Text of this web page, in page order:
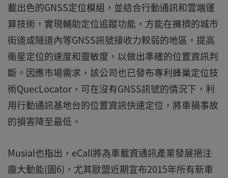
載出色的GNSS定位模組，並結合行動通訊和雲端運
算技術，實現輔助定位追蹤功能，方能在擁擠的城市
街道或隧道內等GNSS訊號接收力較弱的地區，提高
衛星定位的速度和靈敏度，以做出準確的位置資訊判
斷。因應市場需求，該公司也已發布專利蜂巢定位技
術QuecLocator，可在沒有GNSS訊號的情況下，利
用行動通訊基地台的位置資訊快速定位，將車禍事故
的損害降至最低。
Musial也指出，eCall將為車載資通訊產業發展挹注
龐大動能(圖6)，尤其歐盟近期宣布2015年所有新車